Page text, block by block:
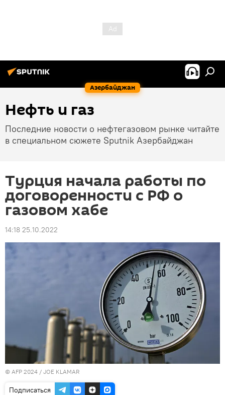
Азербайджан
Нефть и газ
Последние новости о нефтегазовом рынке читайте
в специальном сюжете Sputnik Азербайджан
Турция начала работы по
договоренности с РФ о
газовом хабе
14:18 25.10.2022
© AFP 2024 / JOE KLAMAR
Подписаться